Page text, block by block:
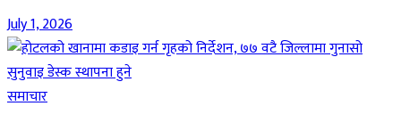
July 1, 2026
समाचार